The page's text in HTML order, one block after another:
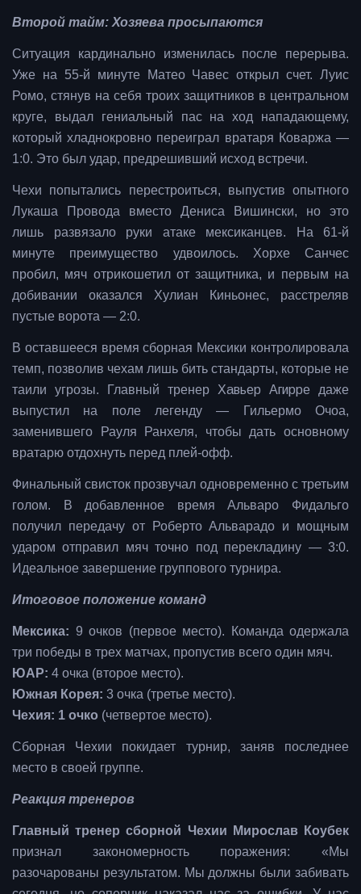
Второй тайм: Хозяева просыпаются
Ситуация кардинально изменилась после перерыва.
Уже на 55-й минуте Матео Чавес открыл счет. Луис
Ромо, стянув на себя троих защитников в центральном
круге, выдал гениальный пас на ход нападающему,
который хладнокровно переиграл вратаря Коваржа —
1:0. Это был удар, предрешивший исход встречи.
Чехи попытались перестроиться, выпустив опытного
Лукаша Провода вместо Дениса Вишински, но это
лишь развязало руки атаке мексиканцев. На 61-й
минуте преимущество удвоилось. Хорхе Санчес
пробил, мяч отрикошетил от защитника, и первым на
добивании оказался Хулиан Киньонес, расстреляв
пустые ворота — 2:0.
В оставшееся время сборная Мексики контролировала
темп, позволив чехам лишь бить стандарты, которые не
таили угрозы. Главный тренер Хавьер Агирре даже
выпустил на поле легенду — Гильермо Очоа,
заменившего Рауля Ранхеля, чтобы дать основному
вратарю отдохнуть перед плей-офф.
Финальный свисток прозвучал одновременно с третьим
голом. В добавленное время Альваро Фидальго
получил передачу от Роберто Альварадо и мощным
ударом отправил мяч точно под перекладину — 3:0.
Идеальное завершение группового турнира.
Итоговое положение команд
Мексика: 9 очков (первое место). Команда одержала
три победы в трех матчах, пропустив всего один мяч.
ЮАР: 4 очка (второе место).
Южная Корея: 3 очка (третье место).
Чехия: 1 очко (четвертое место).
Сборная Чехии покидает турнир, заняв последнее
место в своей группе.
Реакция тренеров
Главный тренер сборной Чехии Мирослав Коубек
признал закономерность поражения: «Мы
разочарованы результатом. Мы должны были забивать